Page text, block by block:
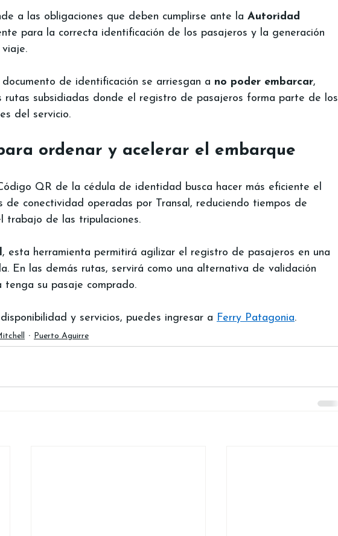
a las obligaciones que deben cumplirse ante la Autoridad
para la correcta identificación de los pasajeros y la generación
de identificación se arriesgan a no poder embarcar,
rutas subsidiadas donde el registro de pasajeros forma parte de los
del servicio.
ordenar y acelerar el embarque
QR de la cédula de identidad busca hacer más eficiente el
de conectividad operadas por Transal, reduciendo tiempos de
trabajo de las tripulaciones.
, esta herramienta permitirá agilizar el registro de pasajeros en una
En las demás rutas, servirá como una alternativa de validación
tenga su pasaje comprado.
y servicios, puedes ingresar a Ferry Patagonia.
Puerto Aguirre